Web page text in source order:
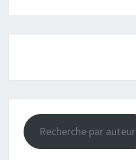
Recherche par auteur